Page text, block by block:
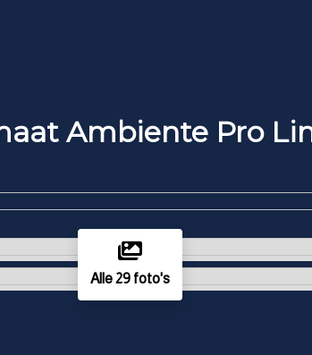
Ambiente Pro
Alle 29 foto's